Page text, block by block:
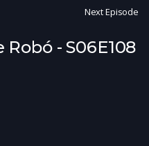
Next Episode
- S06E108